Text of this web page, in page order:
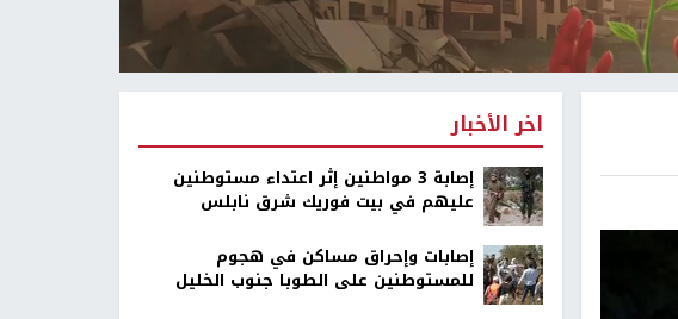
اخر الأخبار
إصابة 3 مواطنين إثر اعتداء مستوطنين
عليهم في بيت فوريك شرق نابلس
إصابات وإحراق مساكن في هجوم
للمستوطنين على الطوبا جنوب الخليل